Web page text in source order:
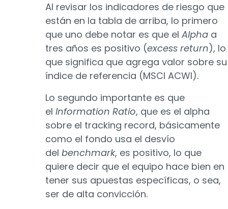
Al revisar los indicadores de riesgo que
están en la tabla de arriba, lo primero
que uno debe notar es que el Alpha a
tres años es positivo (excess return), lo
que significa que agrega valor sobre su
índice de referencia (MSCI ACWI).
Lo segundo importante es que
el Information Ratio, que es el alpha
sobre el tracking record, básicamente
como el fondo usa el desvío
del benchmark, es positivo, lo que
quiere decir que el equipo hace bien en
tener sus apuestas específicas, o sea,
ser de alta convicción.